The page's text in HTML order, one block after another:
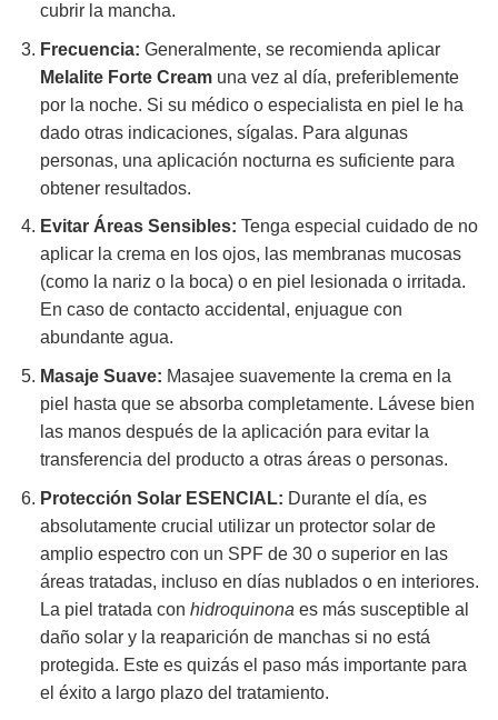
cubrir la mancha.
Frecuencia: Generalmente, se recomienda aplicar
Melalite Forte Creamuna vez al día, preferiblemente
por la noche. Si su médico o especialista en piel le ha
dado otras indicaciones, sígalas. Para algunas
personas, una aplicación nocturna es suficiente para
obtener resultados.
Evitar Áreas Sensibles: Tenga especial cuidado de no
aplicar la crema en los ojos, las membranas mucosas
(como la nariz o la boca) o en piel lesionada o irritada.
En caso de contacto accidental, enjuague con
abundante agua.
Masaje Suave: Masajee suavemente la crema en la
piel hasta que se absorba completamente. Lávese bien
las manos después de la aplicación para evitar la
transferencia del producto a otras áreas o personas.
Protección Solar ESENCIAL: Durante el día, es
absolutamente crucial utilizar un protector solar de
amplio espectro con un SPF de 30 o superior en las
áreas tratadas, incluso en días nublados o en interiores.
La piel tratada con hidroquinona es más susceptible al
daño solar y la reaparición de manchas si no está
protegida. Este es quizás el paso más importante para
el éxito a largo plazo del tratamiento.